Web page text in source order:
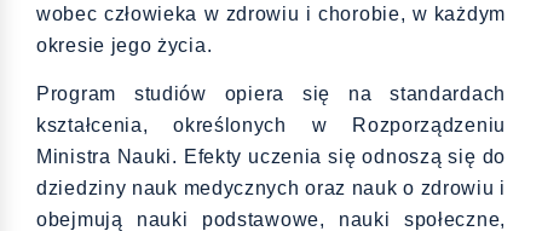
wobec człowieka w zdrowiu i chorobie, w każdym
okresie jego życia.
Program studiów opiera się na standardach
kształcenia, określonych w Rozporządzeniu
Ministra Nauki. Efekty uczenia się odnoszą się do
dziedziny nauk medycznych oraz nauk o zdrowiu i
obejmują nauki podstawowe, nauki społeczne,